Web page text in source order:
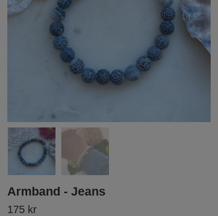
Armband - Jeans
175 kr